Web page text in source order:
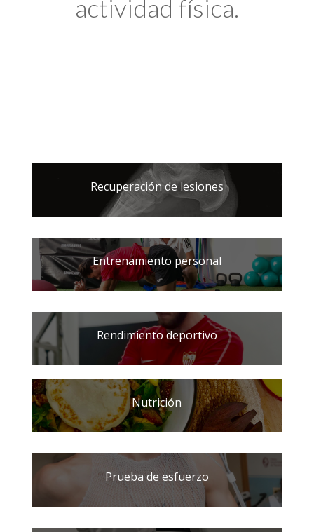
actividad física.
Recuperación de lesiones
Entrenamiento personal
Rendimiento deportivo
Nutrición
Prueba de esfuerzo